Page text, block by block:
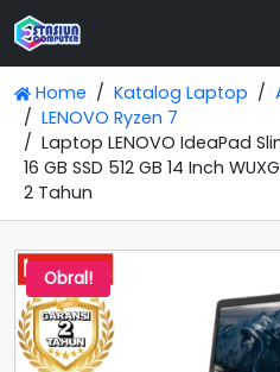
Home Katalog Laptop
LENOVO Ryzen 7
Laptop LENOVO IdeaPad
16 GB SSD 512 GB 14 Inch
2 Tahun
Obral!